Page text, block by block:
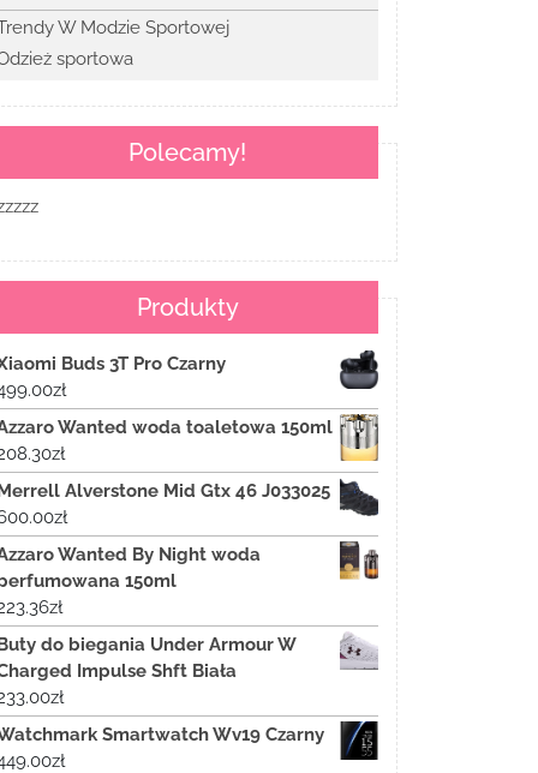
W Modzie Sportowej
sportowa
Polecamy!
Produkty
Buds 3T Pro Czarny
zł
Wanted woda toaletowa 150ml
zł
Alverstone Mid Gtx 46 J033025
zł
Wanted By Night woda
150ml
zł
do biegania Under Armour W
Impulse Shft Biała
zł
Smartwatch Wv19 Czarny
zł